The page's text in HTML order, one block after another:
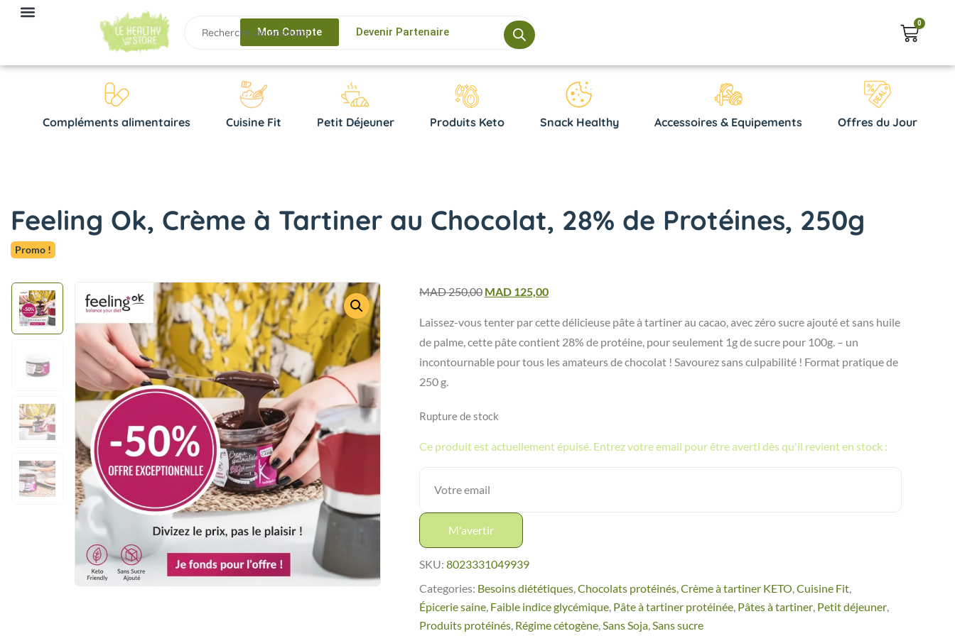
Mon Compte Devenir Partenaire
0
Compléments alimentaires Cuisine Fit Petit Déjeuner Produits Keto Snack Healthy Accessoires & Equipements Offres du Jour
Feeling Ok, Crème à Tartiner au Chocolat, 28% de Protéines, 250g
Promo !
MAD250,00 MAD 125,00
Laissez-vous tenter par cette délicieuse pâte à tartiner au cacao, avec zéro sucre ajouté et sans huile
de palme, cette pâte contient 28% de protéine, pour seulement 1g de sucre pour 100g. – un
incontournable pour tous les amateurs de chocolat ! Savourez sans culpabilité ! Format pratique de
250 g.
Rupture de stock
Ce produit est actuellement épuisé. Entrez votre email pour être averti dès qu'il revient en stock :
M'avertir
SKU: 8023331049939
Categories: Besoins diététiques Chocolats protéinés Crème à tartiner KETO Cuisine Fit
Épicerie saine Faible indice glycémique Pâte à tartiner protéinée Pâtes à tartiner Petit déjeuner
Produits protéinés Régime cétogène Sans Soja Sans sucre